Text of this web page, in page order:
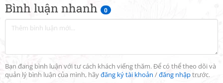
Bình luận nhanh 0
Bạn đang bình luận với tư cách khách viếng thăm. Để có thể theo dõi và
quản lý bình luận của mình, hãyđăng ký tài khoản /đăng nhậptrước.